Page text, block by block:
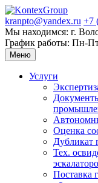
kranpto@yandex.ru +7
Мы находимся: г.
График работы: Пн-
Меню
Услуги
Оценка
Дубликат
Тех.
Поставка